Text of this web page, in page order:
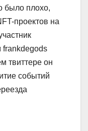
было плохо,
проектов на
frankdegods
твиттере он
событий